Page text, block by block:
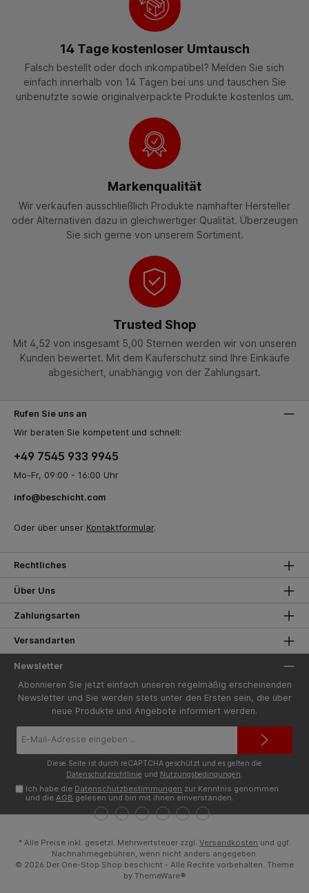
14 Tage kostenloser Umtausch
Falsch bestellt oder doch inkompatibel? Melden Sie sich
einfach innerhalb von 14 Tagen bei uns und tauschen Sie
unbenutzte sowie originalverpackte Produkte kostenlos um.
Markenqualität
Wir verkaufen ausschließlich Produkte namhafter Hersteller
oder Alternativen dazu in gleichwertiger Qualität. Überzeugen
Sie sich gerne von unserem Sortiment.
Trusted Shop
Mit 4,52 von insgesamt 5,00 Sternen werden wir von unseren
Kunden bewertet. Mit dem Käuferschutz sind Ihre Einkäufe
abgesichert, unabhängig von der Zahlungsart.
Rufen Sie uns an
Wir beraten Sie kompetent und schnell:
+49 7545 933 9945
Mo-Fr, 09:00 - 16:00 Uhr
info@beschicht.com
Oder über unser Kontaktformular.
Rechtliches
Über Uns
Zahlungsarten
Versandarten
Newsletter
Abonnieren Sie jetzt einfach unseren regelmäßig erscheinenden
Newsletter und Sie werden stets unter den Ersten sein, die über
neue Produkte und Angebote informiert werden.
Mail-
Diese Seite ist durch reCAPTCHA geschützt und es gelten die
Datenschutzrichtlinie und Nutzungsbedingungen.
Ich habe die Datenschutzbestimmungen zur Kenntnis genommen
und dieAGB gelesen und bin mit ihnen einverstanden.
* Alle Preise inkl. gesetzl. Mehrwertsteuer zzgl. Versandkosten und ggf.
Nachnahmegebühren, wenn nicht anders angegeben.
© 2026 Der One-Stop Shop beschicht - Alle Rechte vorbehalten. Theme
by ThemeWare®